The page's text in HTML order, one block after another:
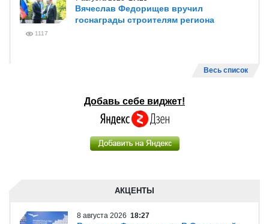
Вячеслав Федорищев вручил
госнаграды строителям региона
1117
Весь список
Добавь себе виджет!
АКЦЕНТЫ
8 августа 2026 18:27